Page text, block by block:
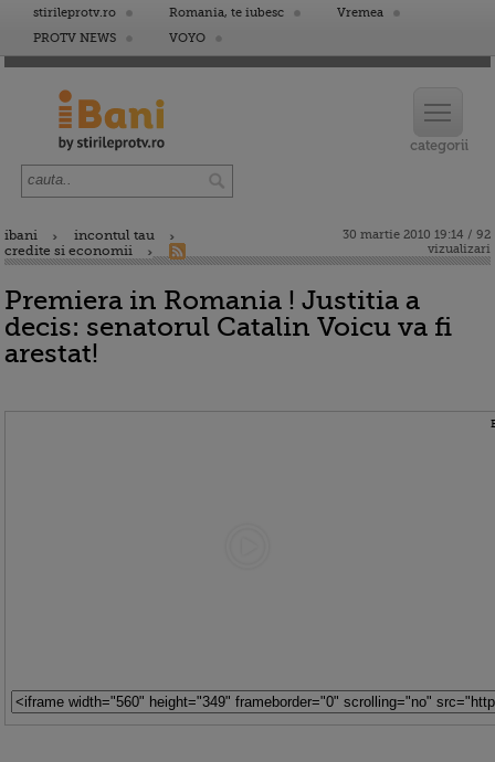
stirileprotv.ro Romania, te iubesc
Vremea
PROTV NEWS
VOYO
ibani
incontul tau
credite si economii
30 martie 2010 19:14 / 92
vizualizari
Premiera in Romania ! Justitia a
decis: senatorul Catalin Voicu va fi
arestat!